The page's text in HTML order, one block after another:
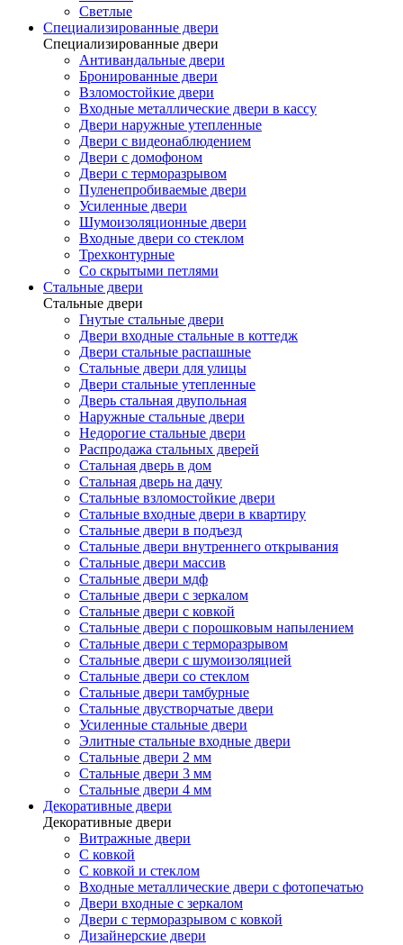
Светлые
Специализированные двери
Специализированные двери
Антивандальные двери
Бронированные двери
Взломостойкие двери
Входные металлические двери в кассу
Двери наружные утепленные
Двери с видеонаблюдением
Двери с домофоном
Двери с терморазрывом
Пуленепробиваемые двери
Усиленные двери
Шумоизоляционные двери
Входные двери со стеклом
Трехконтурные
Со скрытыми петлями
Стальные двери
Стальные двери
Гнутые стальные двери
Двери входные стальные в коттедж
Двери стальные распашные
Стальные двери для улицы
Двери стальные утепленные
Дверь стальная двупольная
Наружные стальные двери
Недорогие стальные двери
Распродажа стальных дверей
Стальная дверь в дом
Стальная дверь на дачу
Стальные взломостойкие двери
Стальные входные двери в квартиру
Стальные двери в подъезд
Стальные двери внутреннего открывания
Стальные двери массив
Стальные двери мдф
Стальные двери с зеркалом
Стальные двери с ковкой
Стальные двери с порошковым напылением
Стальные двери с терморазрывом
Стальные двери с шумоизоляцией
Стальные двери со стеклом
Стальные двери тамбурные
Стальные двустворчатые двери
Усиленные стальные двери
Элитные стальные входные двери
Стальные двери 2 мм
Стальные двери 3 мм
Стальные двери 4 мм
Декоративные двери
Декоративные двери
Витражные двери
С ковкой
С ковкой и стеклом
Входные металлические двери с фотопечатью
Двери входные с зеркалом
Двери с терморазрывом с ковкой
Дизайнерские двери